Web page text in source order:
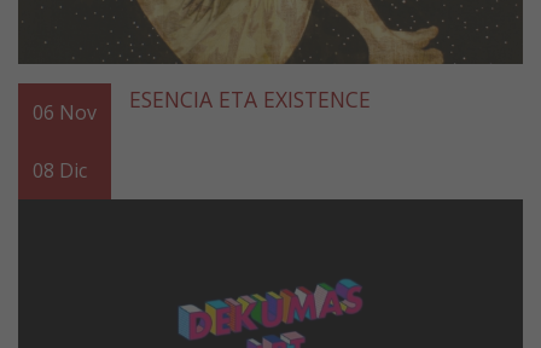
06 Nov
08 Dic
ESENCIA ETA EXISTENCE